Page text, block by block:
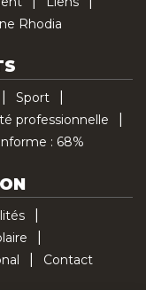
Rhodia
Sport
professionnelle
: 68%
Contact